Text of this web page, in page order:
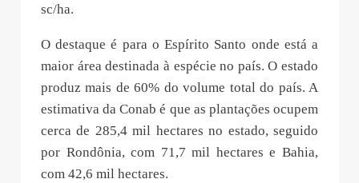
sc/ha.
O destaque é para o Espírito Santo onde está a
maior área destinada à espécie no país. O estado
produz mais de 60% do volume total do país. A
estimativa da Conab é que as plantações ocupem
cerca de 285,4 mil hectares no estado, seguido
por Rondônia, com 71,7 mil hectares e Bahia,
com 42,6 mil hectares.